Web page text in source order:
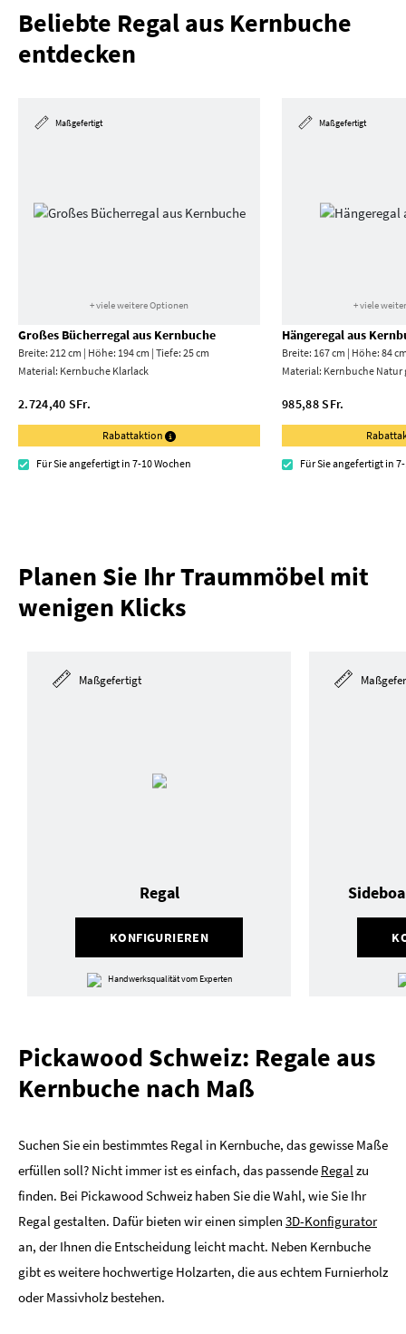
Beliebte Regal aus Kernbuche
entdecken
Maßgefertigt
+ viele weitere Optionen
Großes Bücherregal aus Kernbuche
Breite: 212 cm | Höhe: 194 cm | Tiefe: 25 cm
Material: Kernbuche Klarlack
2.724,40 SFr.
Rabattaktion
Für Sie angefertigt in 7-10 Wochen
Maßgefertigt
+ viele
Hängeregal aus
Breite: 167 cm | Höhe: 84
Material: Kernbuche Natur
985,88 SFr.
Für Sie angefertigt in
Planen Sie Ihr Traummöbel mit
wenigen Klicks
Maßgefertigt
KONFIGURIEREN
Regal
Handwerksqualität vom Experten
Pickawood Schweiz: Regale aus
Kernbuche nach Maß
Suchen Sie ein bestimmtes Regal in Kernbuche, das gewisse Maße
erfüllen soll? Nicht immer ist es einfach, das passende Regalzu
finden. Bei Pickawood Schweiz haben Sie die Wahl, wie Sie Ihr
Regal gestalten. Dafür bieten wir einen simplen 3D-Konfigurator
an, der Ihnen die Entscheidung leicht macht. Neben Kernbuche
gibt es weitere hochwertige Holzarten, die aus echtem Furnierholz
oder Massivholz bestehen.